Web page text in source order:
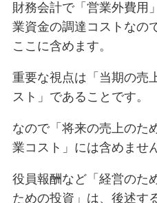
財務会計で「営業外費用
業資金の調達コストなの
ここに含めます。
重要な視点は「当期の売
スト」であることです。
なので「将来の売上のた
業コスト」には含めませ
役員報酬など「経営のた
ための投資」は、後述す